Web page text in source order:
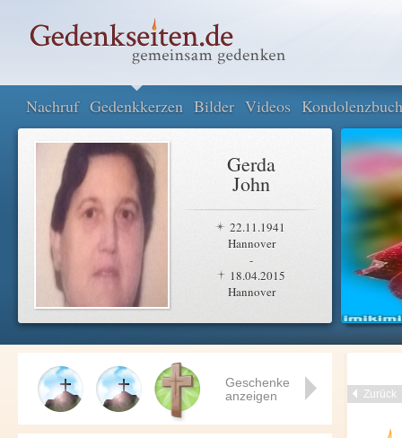
Nachruf Gedenkkerzen Bilder Videos Kondolenzbuch
Gerda
John
22.11.1941
Hannover
-
18.04.2015
Hannover
Zurück
Geschenke
anzeigen